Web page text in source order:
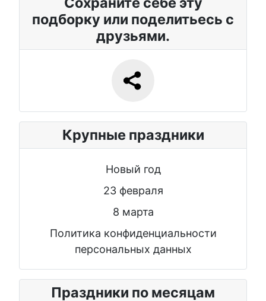
подборку или поделитьесь с
друзьями.
Крупные праздники
Новый год
23 февраля
8 марта
Политика конфиденциальности
персональных данных
Праздники по месяцам